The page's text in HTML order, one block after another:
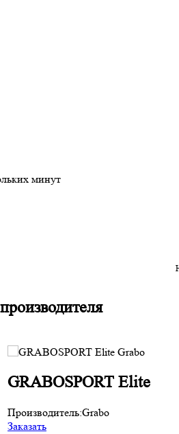
минут
GRABOSPORT Elite
Производитель:Grabo
Заказать